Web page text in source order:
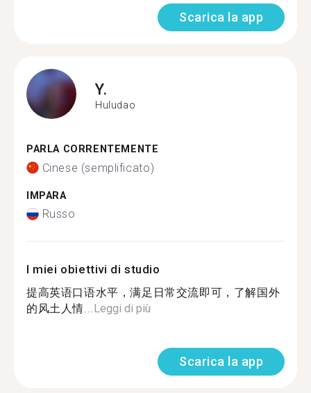
Scarica la app
Y.
Huludao
PARLA CORRENTEMENTE
Cinese (semplificato)
IMPARA
Russo
I miei obiettivi di studio
提高英语口语水平，满足日常交流即可，了解国外
的风土人情...Leggi di più
Scarica la app